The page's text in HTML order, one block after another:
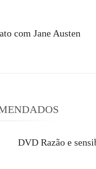
com Jane Austen
DVD Razão e